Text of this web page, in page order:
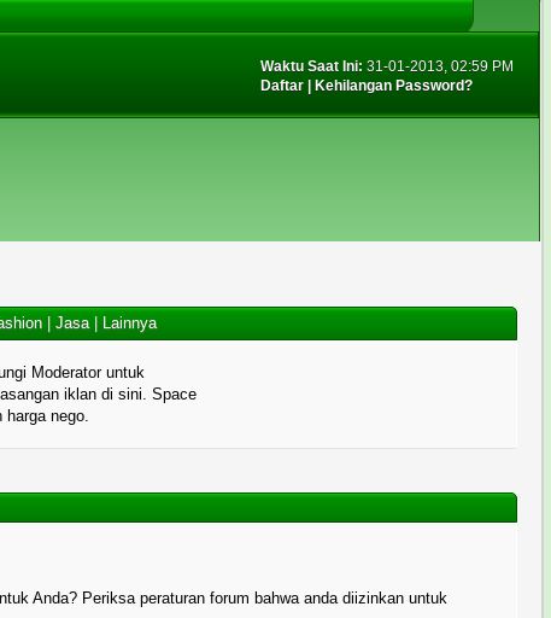
Waktu Saat Ini: 31-01-2013, 02:59 PM
Daftar
Kehilangan Password?
|Jasa| Lainnya
Moderator untuk
iklan di sini. Space
harga nego.
Anda? Periksa peraturan forum bahwa anda diizinkan untuk